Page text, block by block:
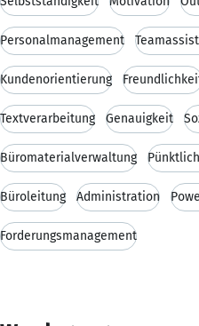
Personalmanagement
Kundenorientierung
Textverarbeitung Genauigkeit
Büromaterialverwaltung
Büroleitung Administration
Forderungsmanagement